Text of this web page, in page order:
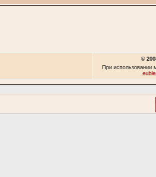
©
При использовании